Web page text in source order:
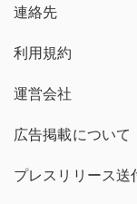
連絡先
利用規約
運営会社
広告掲載について
プレスリリース送